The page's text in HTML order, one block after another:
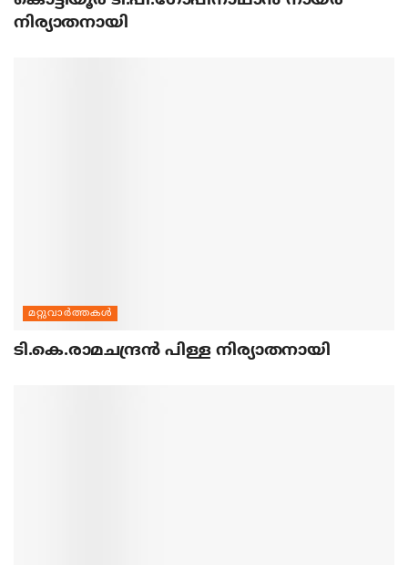
നിര്യാതനായി
മറ്റുവാര്‍ത്തകള്‍
ടി.കെ.രാമചന്ദ്രന്‍ പിള്ള നിര്യാതനായി